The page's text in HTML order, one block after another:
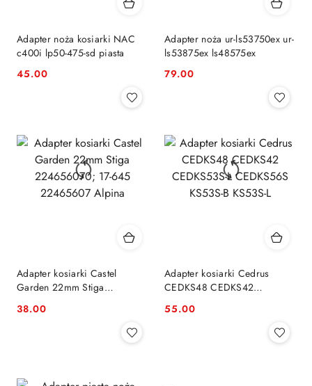
Adapter noża kosiarki NAC
c400i lp50-475-sd piasta
Cena:
45.00
Adapter noża ur-ls53750ex ur-
ls53875ex ls48575ex
Cena:
79.00
Adapter kosiarki Castel
Garden 22mm Stiga
22465607 Alpina
Cena:
38.00
Adapter kosiarki Cedrus
CEDKS48 CEDKS42
KS53S-B KS53S-L
Cena:
55.00